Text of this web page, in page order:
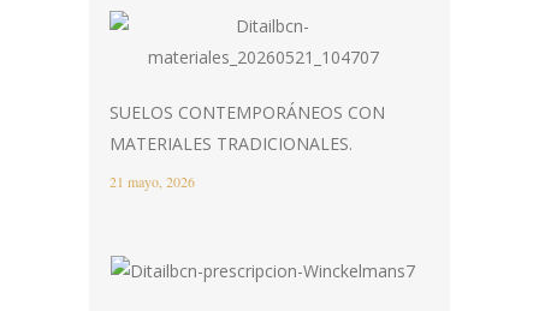
SUELOS CONTEMPORÁNEOS CON
MATERIALES TRADICIONALES.
21 mayo, 2026